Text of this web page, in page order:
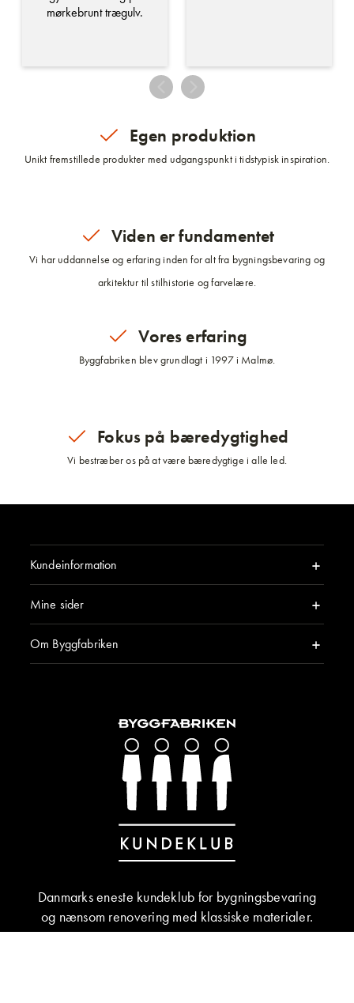
Egen produktion
Unikt fremstillede produkter med udgangspunkt i tidstypisk inspiration.
Viden er fundamentet
Vi har uddannelse og erfaring inden for alt fra bygningsbevaring og
arkitektur til stilhistorie og farvelære.
Vores erfaring
Byggfabriken blev grundlagt i 1997 i Malmø.
Fokus på bæredygtighed
Vi bestræber os på at være bæredygtige i alle led.
Kundeinformation
Mine sider
Om Byggfabriken
Danmarks eneste kundeklub for bygningsbevaring
og nænsom renovering med klassiske materialer.